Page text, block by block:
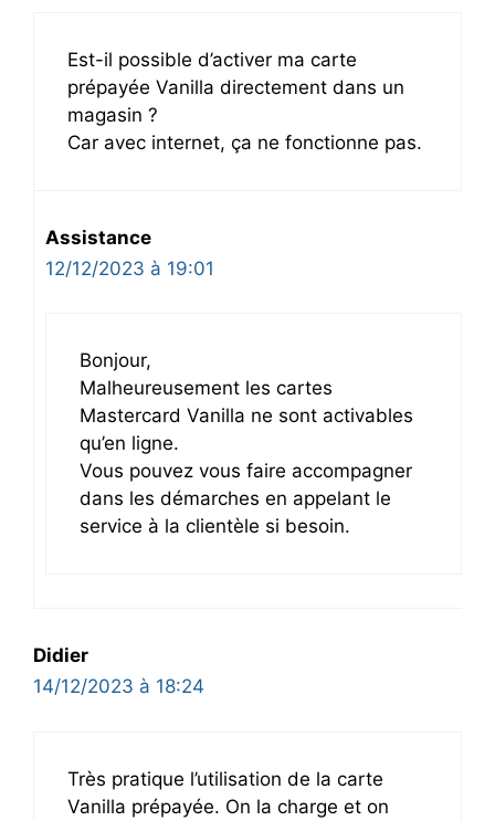
Est-il possible d’activer ma carte
prépayée Vanilla directement dans un
magasin ?
Car avec internet, ça ne fonctionne pas.
Assistance
12/12/2023 à 19:01
Bonjour,
Malheureusement les cartes
Mastercard Vanilla ne sont activables
qu’en ligne.
Vous pouvez vous faire accompagner
dans les démarches en appelant le
service à la clientèle si besoin.
Didier
14/12/2023 à 18:24
Très pratique l’utilisation de la carte
Vanilla prépayée. On la charge et on